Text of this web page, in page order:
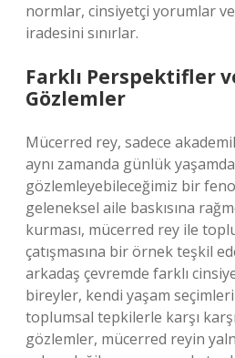
normlar, cinsiyetçi yorumlar
iradesini sınırlar.
Farklı Perspektifler
Gözlemler
Mücerred rey, sadece
aynı zamanda günlük yaşamda
gözlemleyebileceğimiz bir
geleneksel aile baskısına
kurması, mücerred rey ile
çatışmasına bir örnek teşkil
arkadaş çevremde farklı
bireyler, kendi yaşam
toplumsal tepkilerle karşı
gözlemler, mücerred reyin